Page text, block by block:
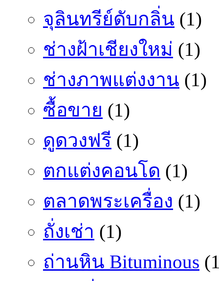
จุลินทรีย์ดับกลิ่น (1)
ช่างฝ้าเชียงใหม่ (1)
ช่างภาพแต่งงาน (1)
ซื้อขาย (1)
ดูดวงฟรี (1)
ตกแต่งคอนโด (1)
ตลาดพระเครื่อง (1)
ถั่งเช่า (1)
ถ่านหิน Bituminous